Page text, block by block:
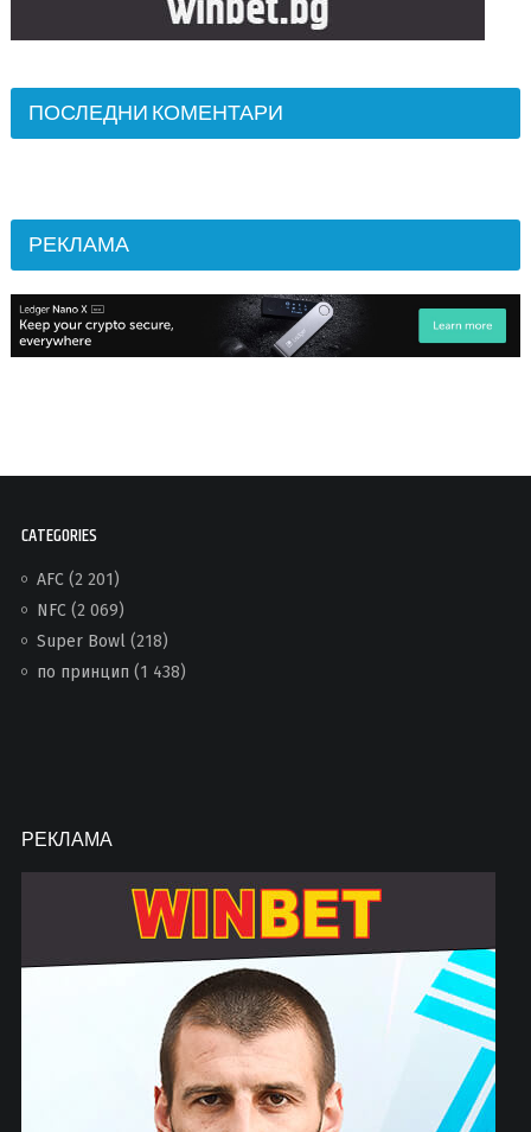
ПОСЛЕДНИ КОМЕНТАРИ
РЕКЛАМА
CATEGORIES
AFC(2 201)
NFC(2 069)
Super Bowl(218)
по принцип (1 438)
РЕКЛАМА